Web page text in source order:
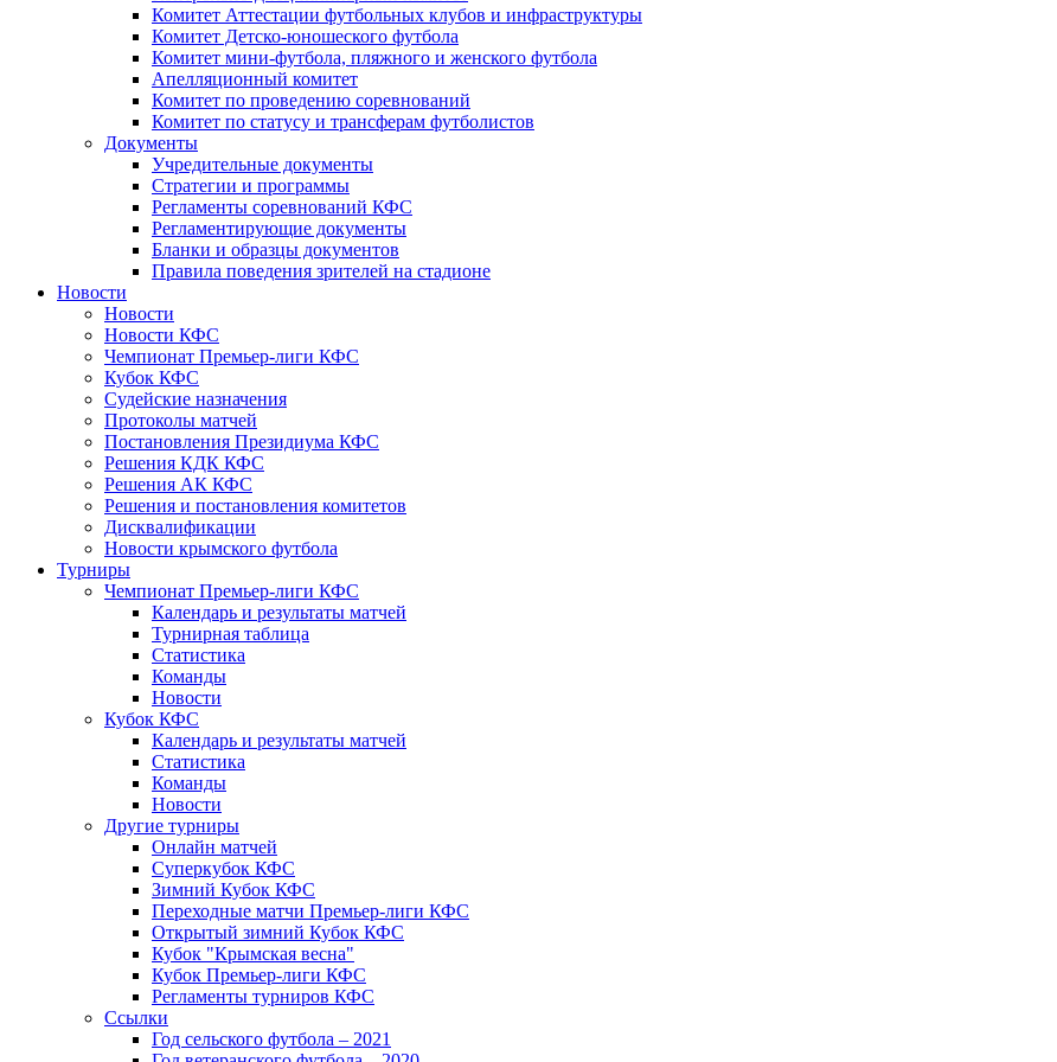
Комитет Аттестации футбольных клубов и инфраструктуры
Комитет Детско-юношеского футбола
Комитет мини-футбола, пляжного и женского футбола
Апелляционный комитет
Комитет по проведению соревнований
Комитет по статусу и трансферам футболистов
Документы
Учредительные документы
Стратегии и программы
Регламенты соревнований КФС
Регламентирующие документы
Бланки и образцы документов
Правила поведения зрителей на стадионе
Новости
Новости
Новости КФС
Чемпионат Премьер-лиги КФС
Кубок КФС
Судейские назначения
Протоколы матчей
Постановления Президиума КФС
Решения КДК КФС
Решения АК КФС
Решения и постановления комитетов
Дисквалификации
Новости крымского футбола
Турниры
Чемпионат Премьер-лиги КФС
Календарь и результаты матчей
Турнирная таблица
Статистика
Команды
Новости
Кубок КФС
Календарь и результаты матчей
Статистика
Команды
Новости
Другие турниры
Онлайн матчей
Суперкубок КФС
Зимний Кубок КФС
Переходные матчи Премьер-лиги КФС
Открытый зимний Кубок КФС
Кубок "Крымская весна"
Кубок Премьер-лиги КФС
Регламенты турниров КФС
Ссылки
Год сельского футбола – 2021